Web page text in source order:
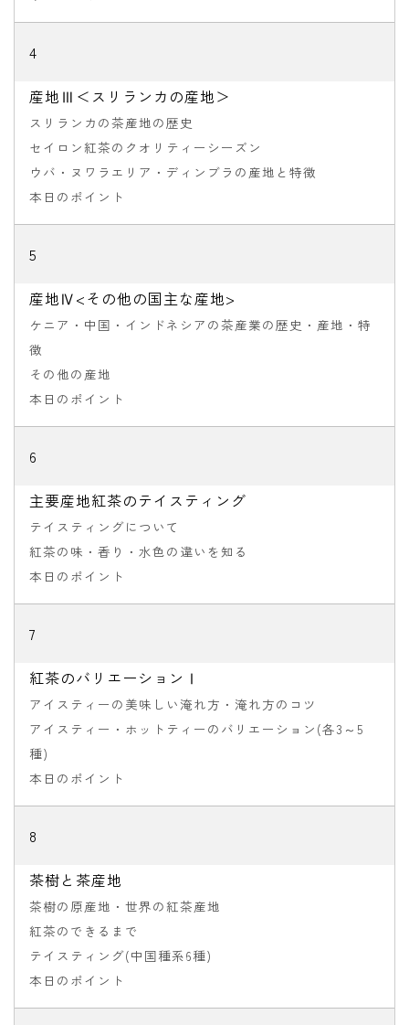
4
産地Ⅲ＜スリランカの産地＞
スリランカの茶産地の歴史
セイロン紅茶のクオリティーシーズン
ウバ・ヌワラエリア・ディンブラの産地と特徴
本日のポイント
5
産地Ⅳ<その他の国主な産地>
ケニア・中国・インドネシアの茶産業の歴史・産地・特
徴
その他の産地
本日のポイント
6
主要産地紅茶のテイスティング
テイスティングについて
紅茶の味・香り・水色の違いを知る
本日のポイント
7
紅茶のバリエーションⅠ
アイスティーの美味しい淹れ方・淹れ方のコツ
アイスティー・ホットティーのバリエーション(各3～5
種)
本日のポイント
8
茶樹と茶産地
茶樹の原産地・世界の紅茶産地
紅茶のできるまで
テイスティング(中国種系6種)
本日のポイント